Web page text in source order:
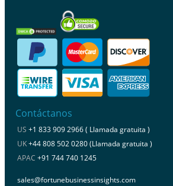
Contáctanos
US +1 833 909 2966 ( Llamada gratuita )
UK+44 808 502 0280 (Llamada gratuita )
APAC +91 744 740 1245
sales@fortunebusinessinsights.com